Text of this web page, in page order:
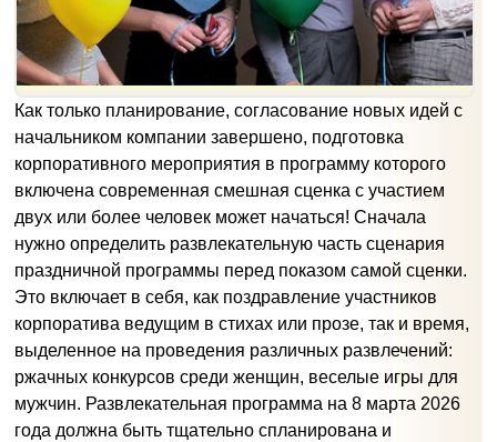
Как только планирование, согласование новых идей с
начальником компании завершено, подготовка
корпоративного мероприятия в программу которого
включена современная смешная сценка с участием
двух или более человек может начаться! Сначала
нужно определить развлекательную часть сценария
праздничной программы перед показом самой сценки.
Это включает в себя, как поздравление участников
корпоратива ведущим в стихах или прозе, так и время,
выделенное на проведения различных развлечений:
ржачных конкурсов среди женщин, веселые игры для
мужчин. Развлекательная программа на 8 марта 2026
года должна быть тщательно спланирована и